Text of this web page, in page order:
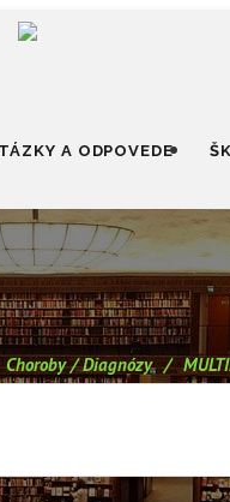
A ODPOVEDE
Choroby / Diagnózy /